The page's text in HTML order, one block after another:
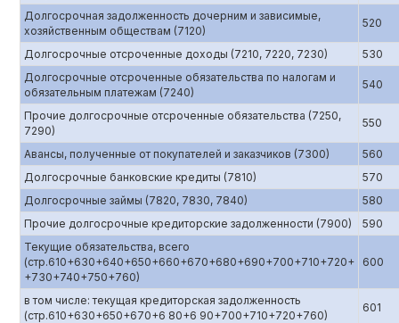
Долгосрочная задолженность дочерним и зависимые,
хозяйственным обществам (7120)
520
Долгосрочные отсроченные доходы (7210, 7220, 7230)
530
Долгосрочные отсроченные обязательства по налогам и
обязательным платежам (7240)
540
Прочие долгосрочные отсроченные обязательства (7250,
7290)
550
Авансы, полученные от покупателей и заказчиков (7300)
560
Долгосрочные банковские кредиты (7810)
570
Долгосрочные займы (7820, 7830, 7840)
580
Прочие долгосрочные кредиторские задолженности (7900)
590
Текущие обязательства, всего
(стр.610+630+640+650+660+670+680+690+700+710+720+
+730+740+750+760)
600
в том числе: текущая кредиторская задолженность
(стр.610+630+650+670+6 80+6 90+700+710+720+760)
601